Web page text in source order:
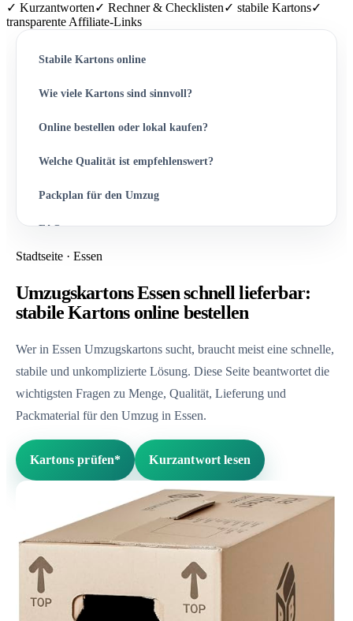
✓ Kurzantworten✓ Rechner & Checklisten✓ stabile Kartons✓
transparente Affiliate-Links
Stabile Kartons online
Wie viele Kartons sind sinnvoll?
Online bestellen oder lokal kaufen?
Welche Qualität ist empfehlenswert?
Packplan für den Umzug
FAQ
Stadtseite · Essen
Umzugskartons Essen schnell lieferbar:
stabile Kartons online bestellen
Wer in Essen Umzugskartons sucht, braucht meist eine schnelle,
stabile und unkomplizierte Lösung. Diese Seite beantwortet die
wichtigsten Fragen zu Menge, Qualität, Lieferung und
Packmaterial für den Umzug in Essen.
Kartons prüfen* Kurzantwort lesen